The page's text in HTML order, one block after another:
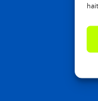
VAUHTI